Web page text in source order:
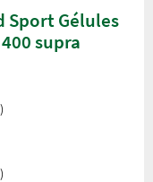
Sport Gélules
supra